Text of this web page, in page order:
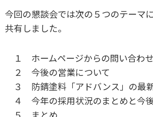
今回の懇談会では次の５つのテーマ
共有しました。
１ ホームページからの問い合わ
２ 今後の営業について
３ 防錆塗料「アドバンス」の最
４ 今年の採用状況のまとめと今